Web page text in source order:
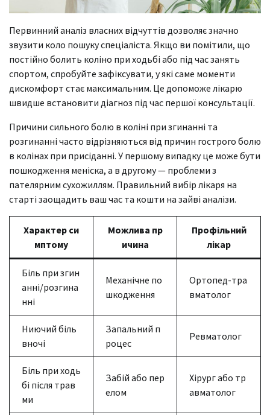
Первинний аналіз власних відчуттів дозволяє значно
звузити коло пошуку спеціаліста. Якщо ви помітили, що
постійно болить коліно при ходьбі або під час занять
спортом, спробуйте зафіксувати, у які саме моменти
дискомфорт стає максимальним. Це допоможе лікарю
швидше встановити діагноз під час першої консультації.
Причини сильного болю в коліні при згинанні та
розгинанні часто відрізняються від причин гострого болю
в колінах при присіданні. У першому випадку це може бути
пошкодження меніска, а в другому — проблеми з
пателярним сухожиллям. Правильний вибір лікаря на
старті заощадить ваш час та кошти на зайві аналізи.
Характер си
мптому
Можлива пр
ичина
Профільний
лікар
Біль при згин
анні/розгина
нні
Механічне по
шкодження
Ортопед-тра
вматолог
Ниючий біль
вночі
Запальний п
роцес
Ревматолог
Біль при ходь
бі після трав
ми
Забій або пер
елом
Хірург або тр
авматолог